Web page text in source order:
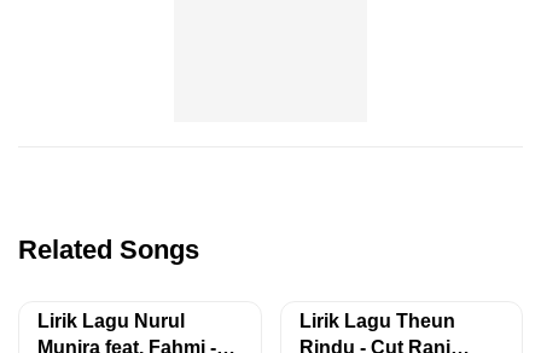
Related Songs
Lirik Lagu Nurul
Munira feat. Fahmi -
Lirik Lagu Theun
Rindu - Cut Rani